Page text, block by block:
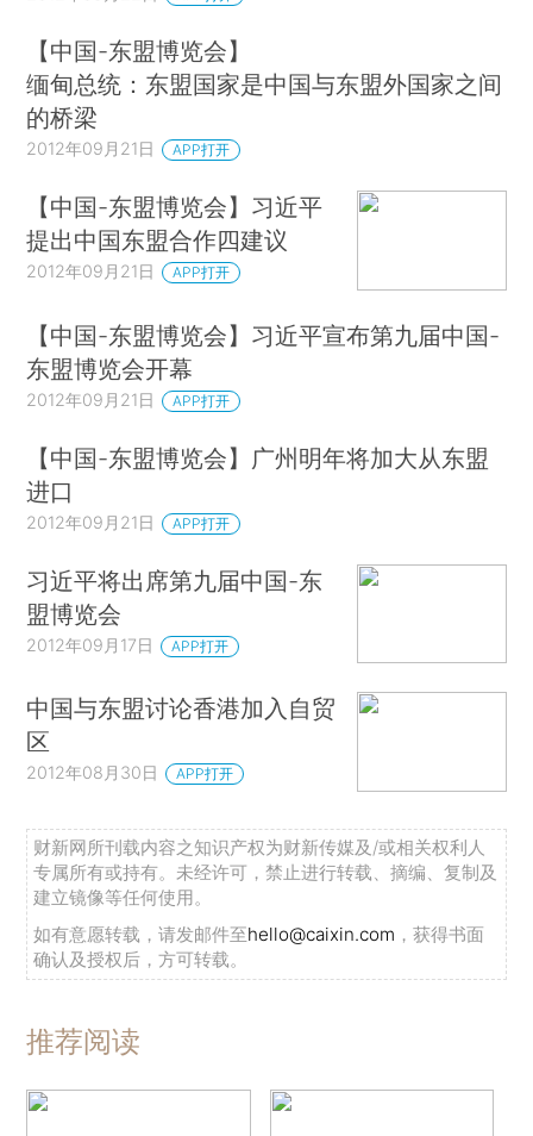
【中国-东盟博览会】
缅甸总统：东盟国家是中国与东盟外国家之间
的桥梁
2012年09月21日 APP打开
【中国-东盟博览会】习近平
提出中国东盟合作四建议
2012年09月21日 APP打开
【中国-东盟博览会】习近平宣布第九届中国-
东盟博览会开幕
2012年09月21日 APP打开
【中国-东盟博览会】广州明年将加大从东盟
进口
2012年09月21日 APP打开
习近平将出席第九届中国-东
盟博览会
2012年09月17日 APP打开
中国与东盟讨论香港加入自贸
区
2012年08月30日 APP打开
财新网所刊载内容之知识产权为财新传媒及/或相关权利人
专属所有或持有。未经许可，禁止进行转载、摘编、复制及
建立镜像等任何使用。
如有意愿转载，请发邮件至hello@caixin.com ，获得书面
确认及授权后，方可转载。
推荐阅读